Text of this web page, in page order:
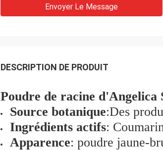
Envoyer Le Message
DESCRIPTION DE PRODUIT
Poudre de racine d'Angelica
Source botanique:Des
Ingrédients actifs:
Apparence: poudre jaune-